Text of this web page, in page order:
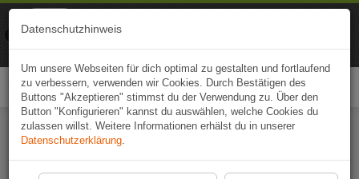
Naviki App jetzt öffnen
Datenschutzhinweis
Um unsere Webseiten für dich optimal zu gestalten und fortlaufend
zu verbessern, verwenden wir Cookies. Durch Bestätigen des
Buttons "Akzeptieren" stimmst du der Verwendung zu. Über den
Button "Konfigurieren" kannst du auswählen, welche Cookies du
zulassen willst. Weitere Informationen erhälst du in unserer
Datenschutzerklärung.
Naviki